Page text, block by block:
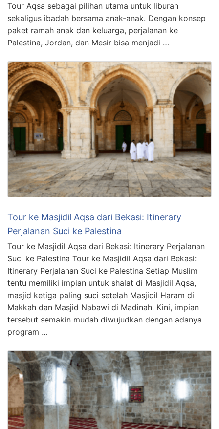
Tour Aqsa sebagai pilihan utama untuk liburan
sekaligus ibadah bersama anak-anak. Dengan konsep
paket ramah anak dan keluarga, perjalanan ke
Palestina, Jordan, dan Mesir bisa menjadi …
Tour ke Masjidil Aqsa dari Bekasi: Itinerary
Perjalanan Suci ke Palestina
Tour ke Masjidil Aqsa dari Bekasi: Itinerary Perjalanan
Suci ke Palestina Tour ke Masjidil Aqsa dari Bekasi:
Itinerary Perjalanan Suci ke Palestina Setiap Muslim
tentu memiliki impian untuk shalat di Masjidil Aqsa,
masjid ketiga paling suci setelah Masjidil Haram di
Makkah dan Masjid Nabawi di Madinah. Kini, impian
tersebut semakin mudah diwujudkan dengan adanya
program …